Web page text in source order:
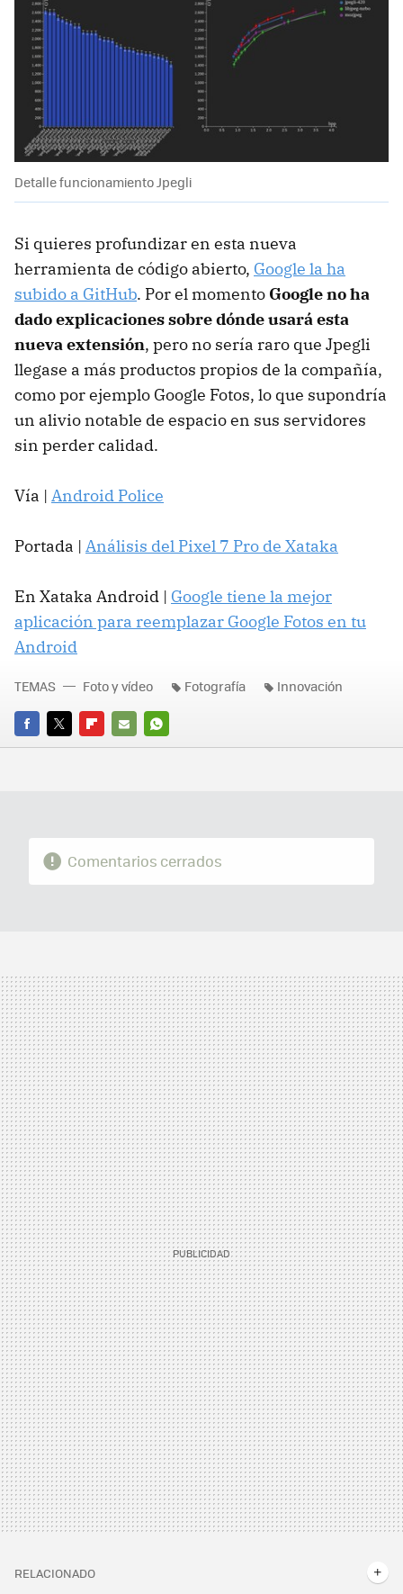
Detalle funcionamiento Jpegli
Si quieres profundizar en esta nueva
herramienta de código abierto, Google la ha
subido a GitHub. Por el momento Google no ha
dado explicaciones sobre dónde usará esta
nueva extensión, pero no sería raro que Jpegli
llegase a más productos propios de la compañía,
como por ejemplo Google Fotos, lo que supondría
un alivio notable de espacio en sus servidores
sin perder calidad.
Vía | Android Police
Portada | Análisis del Pixel 7 Pro de Xataka
En Xataka Android | Google tiene la mejor
aplicación para reemplazar Google Fotos en tu
Android
FACEBOOK
TWITTERFLIPBOARD
E-
WHATSAPP
TEMAS Foto y vídeo Fotografía Innovación
Comentarios cerrados
RELACIONADO